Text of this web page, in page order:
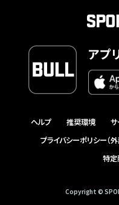
アプ
ヘルプ 推奨環境
プライバシーポリシー（
特
Copyright ©